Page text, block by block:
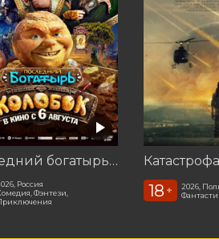
Последний богатырь. Колобок
Россия
Фэнтези,
18 +
2026,